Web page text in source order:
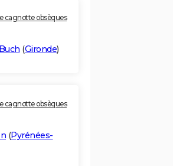
cagnotte obsèques
(Gironde)
cagnotte obsèques
(Pyrénées-